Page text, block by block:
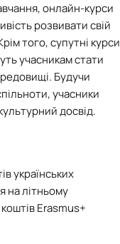
онлайн-курси
розвивати свій
того, супутні курси
учасникам стати
Будучи
учасники
досвід.
українських
на літньому
Erasmus+